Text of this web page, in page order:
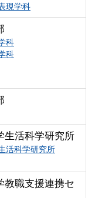
現学科
科
科
生活科学研究所
活科学研究所
教職支援連携セ